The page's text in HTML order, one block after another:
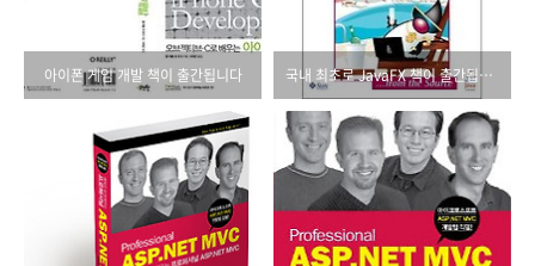
아이폰 게임 개발 책이 출간됩니다 국내 최초로 JavaFX 책이 출간됩니다.